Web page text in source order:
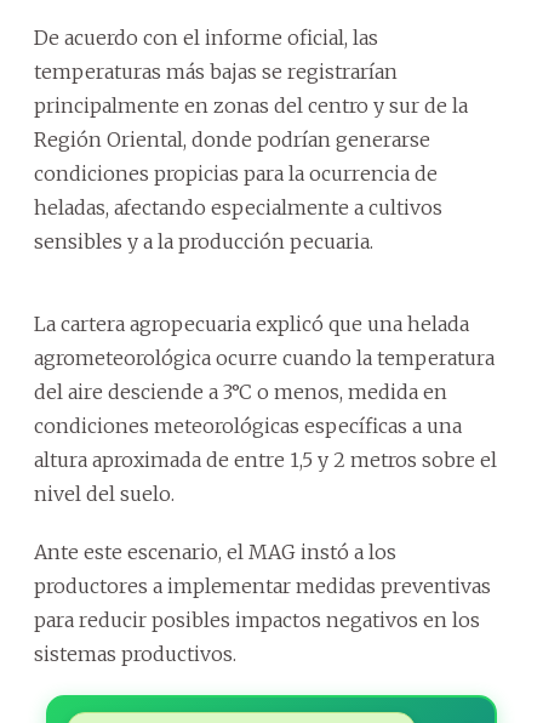
De acuerdo con el informe oficial, las
temperaturas más bajas se registrarían
principalmente en zonas del centro y sur de la
Región Oriental, donde podrían generarse
condiciones propicias para la ocurrencia de
heladas, afectando especialmente a cultivos
sensibles y a la producción pecuaria.
La cartera agropecuaria explicó que una helada
agrometeorológica ocurre cuando la temperatura
del aire desciende a 3°C o menos, medida en
condiciones meteorológicas específicas a una
altura aproximada de entre 1,5 y 2 metros sobre el
nivel del suelo.
Ante este escenario, el MAG instó a los
productores a implementar medidas preventivas
para reducir posibles impactos negativos en los
sistemas productivos.